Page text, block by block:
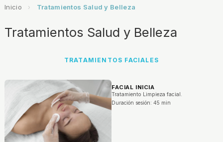
Inicio Tratamientos Salud y Belleza
Tratamientos Salud y Belleza
TRATAMIENTOS FACIALES
FACIAL INICIA
Tratamiento Limpieza facial.
Duración sesión: 45 min